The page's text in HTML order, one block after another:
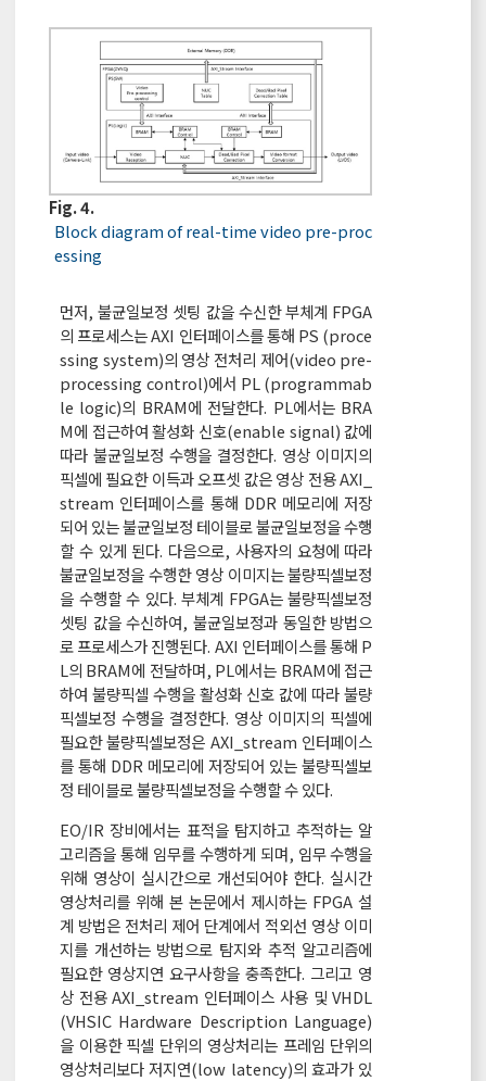
Fig. 4.
Block diagram of real-time video pre-proc
essing
먼저, 불균일보정 셋팅 값을 수신한 부체계 FPGA
의 프로세스는 AXI 인터페이스를 통해 PS (proce
ssing system)의 영상 전처리 제어(video pre-
processing control)에서 PL (programmab
le logic)의 BRAM에 전달한다. PL에서는 BRA
M에 접근하여 활성화 신호(enable signal) 값에
따라 불균일보정 수행을 결정한다. 영상 이미지의
픽셀에 필요한 이득과 오프셋 값은 영상 전용 AXI_
stream 인터페이스를 통해 DDR 메모리에 저장
되어 있는 불균일보정 테이블로 불균일보정을 수행
할 수 있게 된다. 다음으로, 사용자의 요청에 따라
불균일보정을 수행한 영상 이미지는 불량픽셀보정
을 수행할 수 있다. 부체계 FPGA는 불량픽셀보정
셋팅 값을 수신하여, 불균일보정과 동일한 방법으
로 프로세스가 진행된다. AXI 인터페이스를 통해 P
L의 BRAM에 전달하며, PL에서는 BRAM에 접근
하여 불량픽셀 수행을 활성화 신호 값에 따라 불량
픽셀보정 수행을 결정한다. 영상 이미지의 픽셀에
필요한 불량픽셀보정은 AXI_stream 인터페이스
를 통해 DDR 메모리에 저장되어 있는 불량픽셀보
정 테이블로 불량픽셀보정을 수행할 수 있다.
EO/IR 장비에서는 표적을 탐지하고 추적하는 알
고리즘을 통해 임무를 수행하게 되며, 임무 수행을
위해 영상이 실시간으로 개선되어야 한다. 실시간
영상처리를 위해 본 논문에서 제시하는 FPGA 설
계 방법은 전처리 제어 단계에서 적외선 영상 이미
지를 개선하는 방법으로 탐지와 추적 알고리즘에
필요한 영상지연 요구사항을 충족한다. 그리고 영
상 전용 AXI_stream 인터페이스 사용 및 VHDL
(VHSIC Hardware Description Language)
을 이용한 픽셀 단위의 영상처리는 프레임 단위의
영상처리보다 저지연(low latency)의 효과가 있